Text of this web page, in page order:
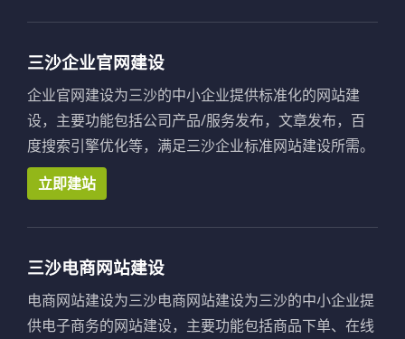
三沙企业官网建设
企业官网建设为三沙的中小企业提供标准化的网站建
设，主要功能包括公司产品/服务发布，文章发布，百
度搜索引擎优化等，满足三沙企业标准网站建设所需。
立即建站
三沙电商网站建设
电商网站建设为三沙电商网站建设为三沙的中小企业提
供电子商务的网站建设，主要功能包括商品下单、在线